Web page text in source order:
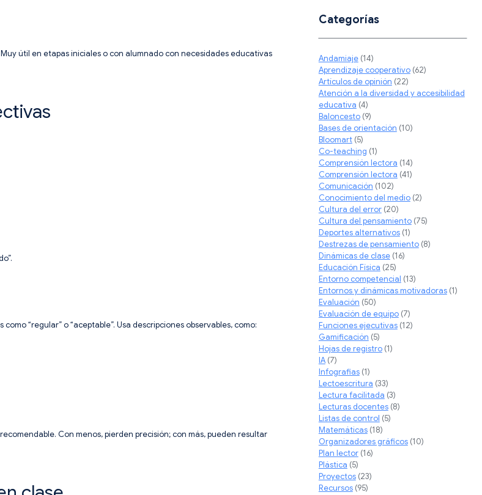
útil en etapas iniciales o con alumnado con necesidades educativas
“regular” o “aceptable”. Usa descripciones observables, como:
Con menos, pierden precisión; con más, pueden resultar
Categorías
Andamiaje(14)
Aprendizaje cooperativo(62)
Artículos de opinión (22)
Atención a la diversidad y accesibilidad
educativa (4)
Baloncesto(9)
Bases de orientación (10)
Bloomart(5)
Co-teaching (1)
Comprensión lectora (14)
Comprensión lectora (41)
Comunicación (102)
Conocimiento del medio(2)
Cultura del error(20)
Cultura del pensamiento(75)
Deportes alternativos(1)
Destrezas de pensamiento(8)
Dinámicas de clase(16)
Educación Física (25)
Entorno competencial (13)
Entornos y dinámicas motivadoras(1)
Evaluación (50)
Evaluación de equipo(7)
Funciones ejecutivas(12)
Gamificación (5)
Hojas de registro(1)
IA(7)
Infografias(1)
Lectoescritura (33)
Lectura facilitada (3)
Lecturas docentes(8)
Listas de control (5)
Matemáticas(18)
Organizadores gráficos(10)
Plan lector(16)
Plástica (5)
Proyectos(23)
Recursos(95)